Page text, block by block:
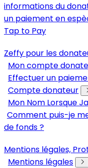
informations du
un paiement en
Tap to Pay
Zeffy pour les
Mon compte
Effectuer un
Compte donateur
Mon Nom Lorsque
Comment puis-je
de fonds ?
Mentions légales,
Mentions légales